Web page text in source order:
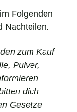
Folgenden
Nachteilen.
zum Kauf
Pulver,
dich
Gesetze